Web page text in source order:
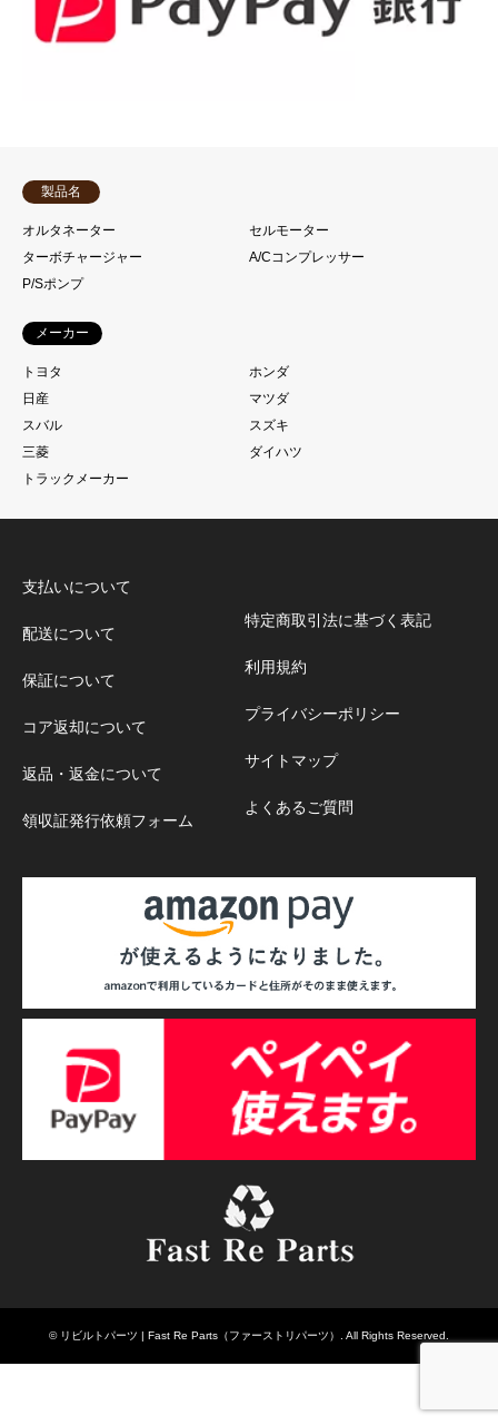
製品名
オルタネーター
セルモーター
ターボチャージャー
A/Cコンプレッサー
P/Sポンプ
メーカー
トヨタ
ホンダ
日産
マツダ
スバル
スズキ
三菱
ダイハツ
トラックメーカー
支払いについて
配送について
保証について
コア返却について
返品・返金について
領収証発行依頼フォーム
特定商取引法に基づく表記
利用規約
プライバシーポリシー
サイトマップ
よくあるご質問
© リビルトパーツ | Fast Re Parts（ファーストリパーツ） . All Rights Reserved.